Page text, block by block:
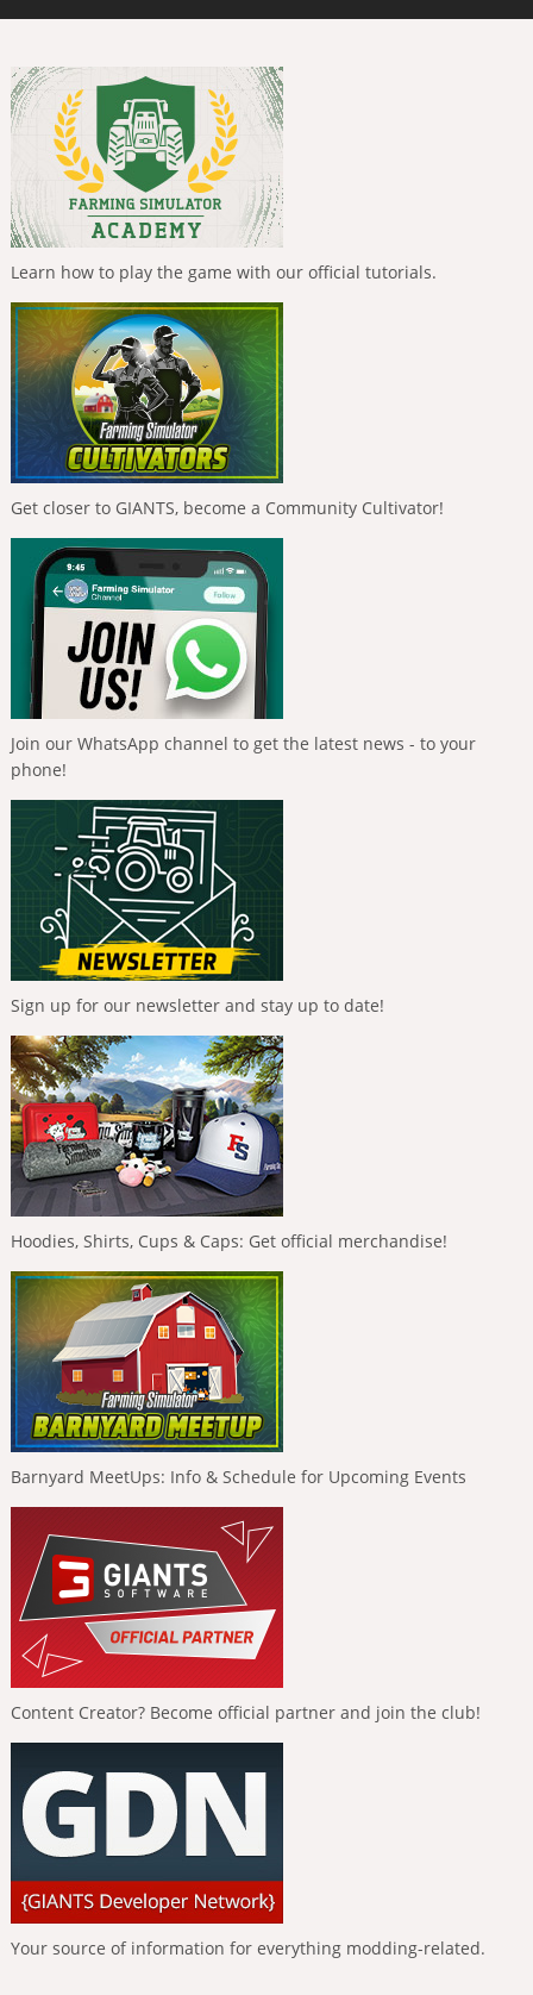
Learn how to play the game with our official tutorials.
Get closer to GIANTS, become a Community Cultivator!
Join our WhatsApp channel to get the latest news - to your
phone!
Sign up for our newsletter and stay up to date!
Hoodies, Shirts, Cups & Caps: Get official merchandise!
Barnyard MeetUps: Info & Schedule for Upcoming Events
Content Creator? Become official partner and join the club!
Your source of information for everything modding-related.